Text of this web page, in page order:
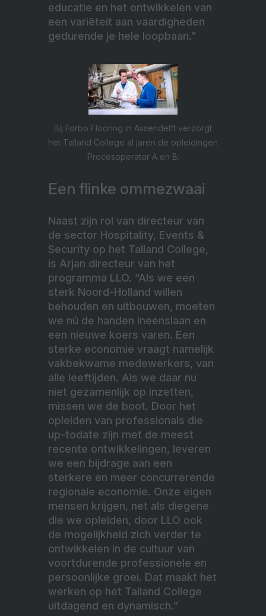
educatie en het ontwikkelen van
een variëteit aan vaardigheden
gedurende je hele loopbaan.”
Bij Forbo Flooring in Assendelft verzorgt
het Talland College al jaren de opleidingen
Procesoperator A en B.
Een flinke ommezwaai
Naast zijn rol van directeur van
de sector Hospitality, Events &
Security op het Talland College,
is Arjan directeur van het
programma LLO. “Als we een
sterk Noord-Holland willen
behouden en uitbouwen, moeten
we nú de handen ineenslaan en
een nieuwe koers varen. Een
sterke economie vraagt namelijk
vakbekwame medewerkers, van
alle leeftijden. Als we daar nu
niet gezamenlijk op inzetten,
missen we de boot. Door het
opleiden van professionals die
up-todate zijn met de meest
recente ontwikkelingen, leveren
we een bijdrage aan een
sterkere en meer concurrerende
regionale economie. Onze eigen
mensen krijgen, net als diegene
die we opleiden, door LLO ook
de mogelijkheid zich verder te
ontwikkelen in de cultuur van
voortdurende professionele en
persoonlijke groei. Dat maakt het
werken op het Talland College
uitdagend en dynamisch.”